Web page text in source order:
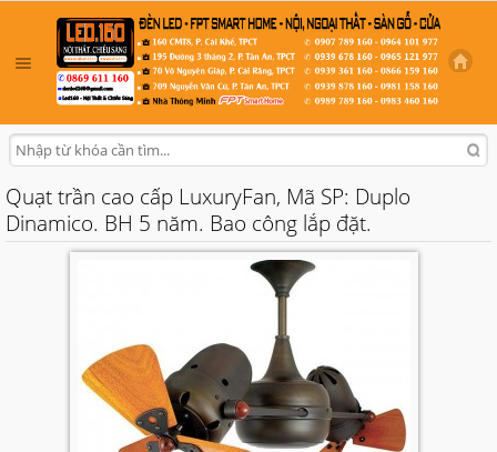
Quạt trần cao cấp LuxuryFan, Mã SP: Duplo
Dinamico. BH 5 năm. Bao công lắp đặt.